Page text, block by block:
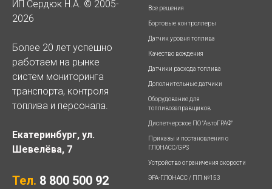
ИП Сердюк Н.А. © 2005-
2026
Более 20 лет успешно
работаем на рынке
систем мониторинга
транспорта, контроля
топлива и персонала.
Екатеринбург, ул.
Шевелёва, 7
Тел. 8 800 500 92
Все решения
Бортовые контроллеры
Датчик уровня топлива
Качество вождения
Датчики расхода топлива
Дополнительные датчики
Оборудование для
топливозаправщиков
Диспетчерское ПО "АвтоГРАФ"
Приказы и постановления о
ГЛОНАСС/GPS
Устройство ограничения скорости
ЭРА-ГЛОНАСС / ПП №153